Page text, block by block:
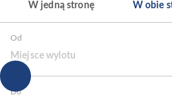
W jedną stronę W obie
Od
Miejsce wylotu
Do